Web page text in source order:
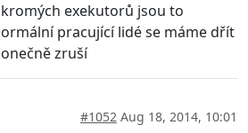
exekutorů jsou to
pracující lidé se máme dřít
zruší
#1052 Aug 18, 2014, 10:01